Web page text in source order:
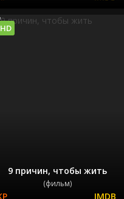
9 причин, чтобы жить
(фильм)
HD